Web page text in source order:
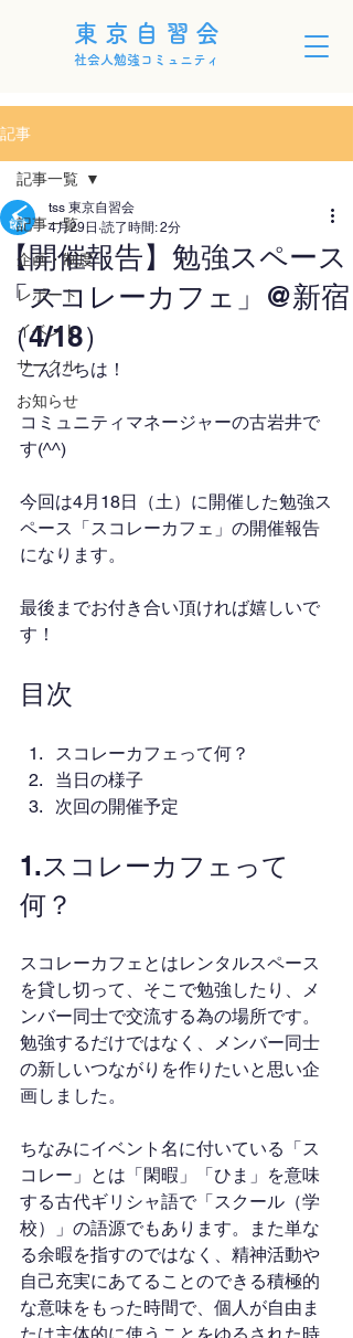
東京自習会
社会人勉強コミュニティ
記事
記事一覧
企画・制度
レポート
イベント
サークル
お知らせ
記事一覧
【開催報告】勉強スペース
「スコレーカフェ」@新宿
（4/18）
tss 東京自習会
4月29日 読了時間: 2分
こんにちは！
コミュニティマネージャーの古岩井で
す(^^)
今回は4月18日（土）に開催した勉強ス
ペース「スコレーカフェ」の開催報告
になります。
最後までお付き合い頂ければ嬉しいで
す！
目次
スコレーカフェって何？
当日の様子
次回の開催予定
1.スコレーカフェって
何？
スコレーカフェとはレンタルスペース
を貸し切って、そこで勉強したり、メ
ンバー同士で交流する為の場所です。
勉強するだけではなく、メンバー同士
の新しいつながりを作りたいと思い企
画しました。
ちなみにイベント名に付いている「ス
コレー」とは「閑暇」「ひま」を意味
する古代ギリシャ語で「スクール（学
校）」の語源でもあります。また単な
る余暇を指すのではなく、精神活動や
自己充実にあてることのできる積極的
な意味をもった時間で、個人が自由ま